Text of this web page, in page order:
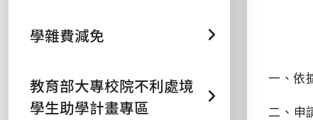
學雜費減免
教育部大專校院不利處境
學生助學計畫專區
一、依
二、申